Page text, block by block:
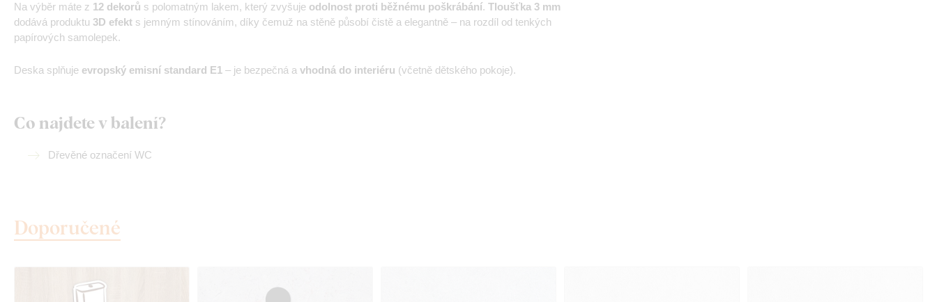
Na výběr máte z 12 dekorů s polomatným lakem, který zvyšuje odolnost proti běžnému poškrábání. Tloušťka 3 mm
dodává produktu 3D efekt s jemným stínováním, díky čemuž na stěně působí čistě a elegantně – na rozdíl od tenkých
papírových samolepek.
Deska splňuje evropský emisní standard E1 – je bezpečná a vhodná do interiéru (včetně dětského pokoje).
Co najdete v balení?
Dřevěné označení WC
Doporučené